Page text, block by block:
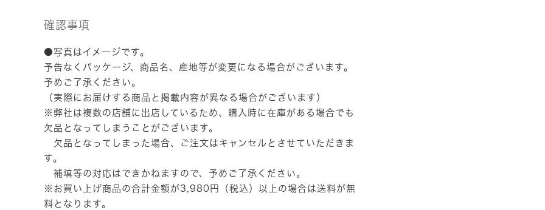
確認事項
●写真はイメージです。
予告なくパッケージ、商品名、産地等が変更になる場合がございます。
予めご了承ください。
（実際にお届けする商品と掲載内容が異なる場合がございます）
※弊社は複数の店舗に出店しているため、購入時に在庫がある場合でも
欠品となってしまうことがございます。
欠品となってしまった場合、ご注文はキャンセルとさせていただきま
す。
補填等の対応はできかねますので、予めご了承ください。
※お買い上げ商品の合計金額が3,980円（税込）以上の場合は送料が無
料となります。